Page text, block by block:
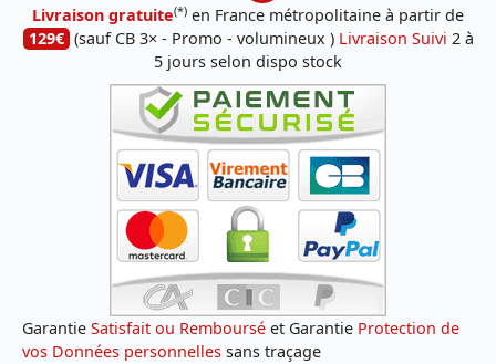
Livraison gratuite(*) en France métropolitaine à partir de
129€ (sauf CB 3× - Promo - volumineux ) Livraison Suivi 2 à
5 jours selon dispo stock
Garantie Satisfait ou Remboursé et Garantie Protection de
vos Données personnelles sans traçage